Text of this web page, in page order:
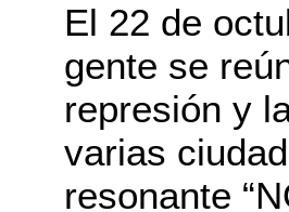
El 22 de
gente se
represión y
varias
resonante